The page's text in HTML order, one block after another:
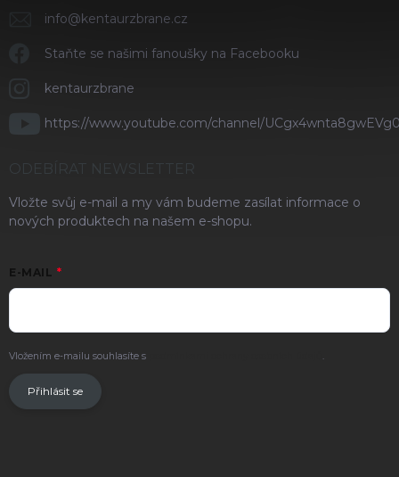
info@kentaurzbrane.cz
Staňte se našimi fanoušky na Facebooku
kentaurzbrane
https://www.youtube.com/channel/
ODEBÍRAT NEWSLETTER
Vložte svůj e-mail a my vám budeme zasílat informace o
nových produktech na našem e-shopu.
E-MAIL
Vložením e-mailu souhlasíte s .
Přihlásit se